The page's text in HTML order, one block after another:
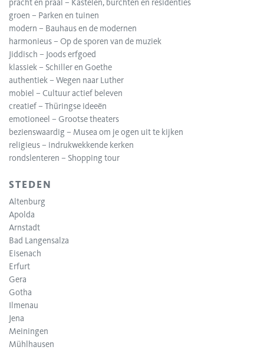
groen – Parken en tuinen
modern – Bauhaus en de modernen
harmonieus – Op de sporen van de muziek
Jiddisch – Joods erfgoed
klassiek – Schiller en Goethe
authentiek – Wegen naar Luther
mobiel – Cultuur actief beleven
creatief – Thüringse ideeën
emotioneel – Grootse theaters
bezienswaardig – Musea om je ogen uit te kijken
religieus – indrukwekkende kerken
rondslenteren – Shopping tour
STEDEN
Altenburg
Apolda
Arnstadt
Bad Langensalza
Eisenach
Erfurt
Gera
Gotha
Ilmenau
Jena
Meiningen
Mühlhausen